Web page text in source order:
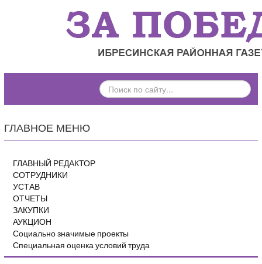
ПОИСК
ПО
ГЛАВНОЕ МЕНЮ
ГЛАВНЫЙ РЕДАКТОР
СОТРУДНИКИ
УСТАВ
ОТЧЕТЫ
ЗАКУПКИ
АУКЦИОН
Социально значимые проекты
Специальная оценка условий труда